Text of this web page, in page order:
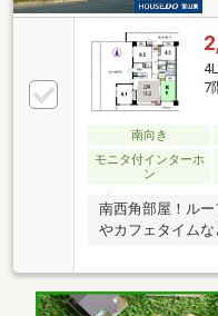
7
南向き
モニタ付インターホ
ン
南西角部屋！ル
やカフェタイム